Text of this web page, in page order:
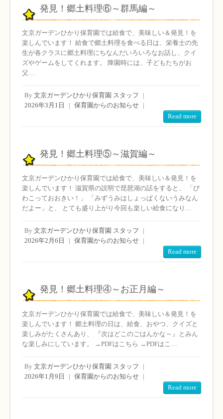
発見！郷土料理⑥～群馬編～
文京ガーデンひかり保育園では給食で、美味しい＆発見！を
楽しんでいます！ 給食で郷土料理を食べる日は、栄養士の先
生が各クラスに郷土料理にちなんだいろいろなお話し、クイ
ズやゲームをしてくれます。 降園時には、子どもたちがお
父…
By 文京ガーデンひかり保育園 スタッフ
|
2026年3月1日
| 保育園からのお知らせ
|
Read more
発見！郷土料理⑤～滋賀編～
文京ガーデンひかり保育園では給食で、美味しい＆発見！を
楽しんでいます！ 滋賀県の説明で琵琶湖の話をすると、 「び
わこっておおきい！」 「みずうみはしょっぱくないうみなん
だよー」と、 とても盛り上がり今回も楽しい給食になり…
By 文京ガーデンひかり保育園 スタッフ
|
2026年2月6日
| 保育園からのお知らせ
|
Read more
発見！郷土料理④～お正月編～
文京ガーデンひかり保育園では給食で、美味しい＆発見！を
楽しんでいます！ 郷土料理の日は、給食、おやつ、クイズと
楽しみがたくさんあり、 『次はどこのごはんかな～』とみん
な楽しみにしています。 →PDFはこちら →PDFはこ…
By 文京ガーデンひかり保育園 スタッフ
|
2026年1月9日
| 保育園からのお知らせ
|
Read more